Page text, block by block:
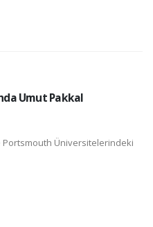
Umut Pakkal
Üniversitelerindeki